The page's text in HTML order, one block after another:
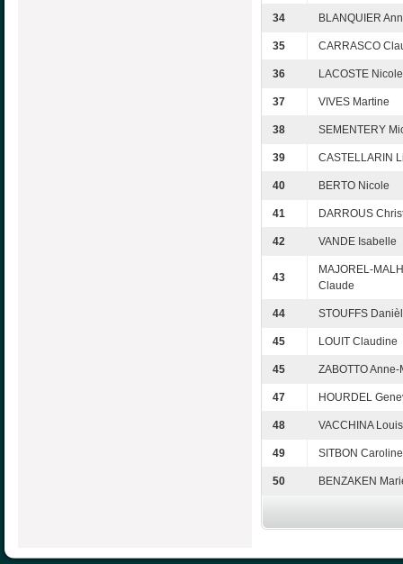
34 BLANQUIER
35 CARRASCO
36 LACOSTE Nicole
37 VIVES Martine
38 SEMENTERY
39 CASTELLARIN
40 BERTO Nicole
41 DARROUS
42 VANDE Isabelle
43
MAJOREL-
Claude
44 STOUFFS
45 LOUIT Claudine
45 ZABOTTO Anne-
47 HOURDEL
48 VACCHINA
49 SITBON Caroline
50 BENZAKEN